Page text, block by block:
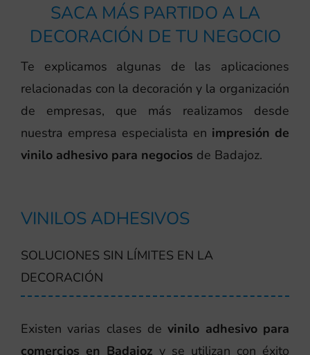
SACA MÁS PARTIDO A LA
DECORACIÓN DE TU NEGOCIO
Te explicamos algunas de las aplicaciones
relacionadas con la decoración y la organización
de empresas, que más realizamos desde
nuestra empresa especialista en impresión de
vinilo adhesivo para negocios de Badajoz.
VINILOS ADHESIVOS
SOLUCIONES SIN LÍMITES EN LA
DECORACIÓN
Existen varias clases devinilo adhesivo para
comercios en Badajoz y se utilizan con éxito